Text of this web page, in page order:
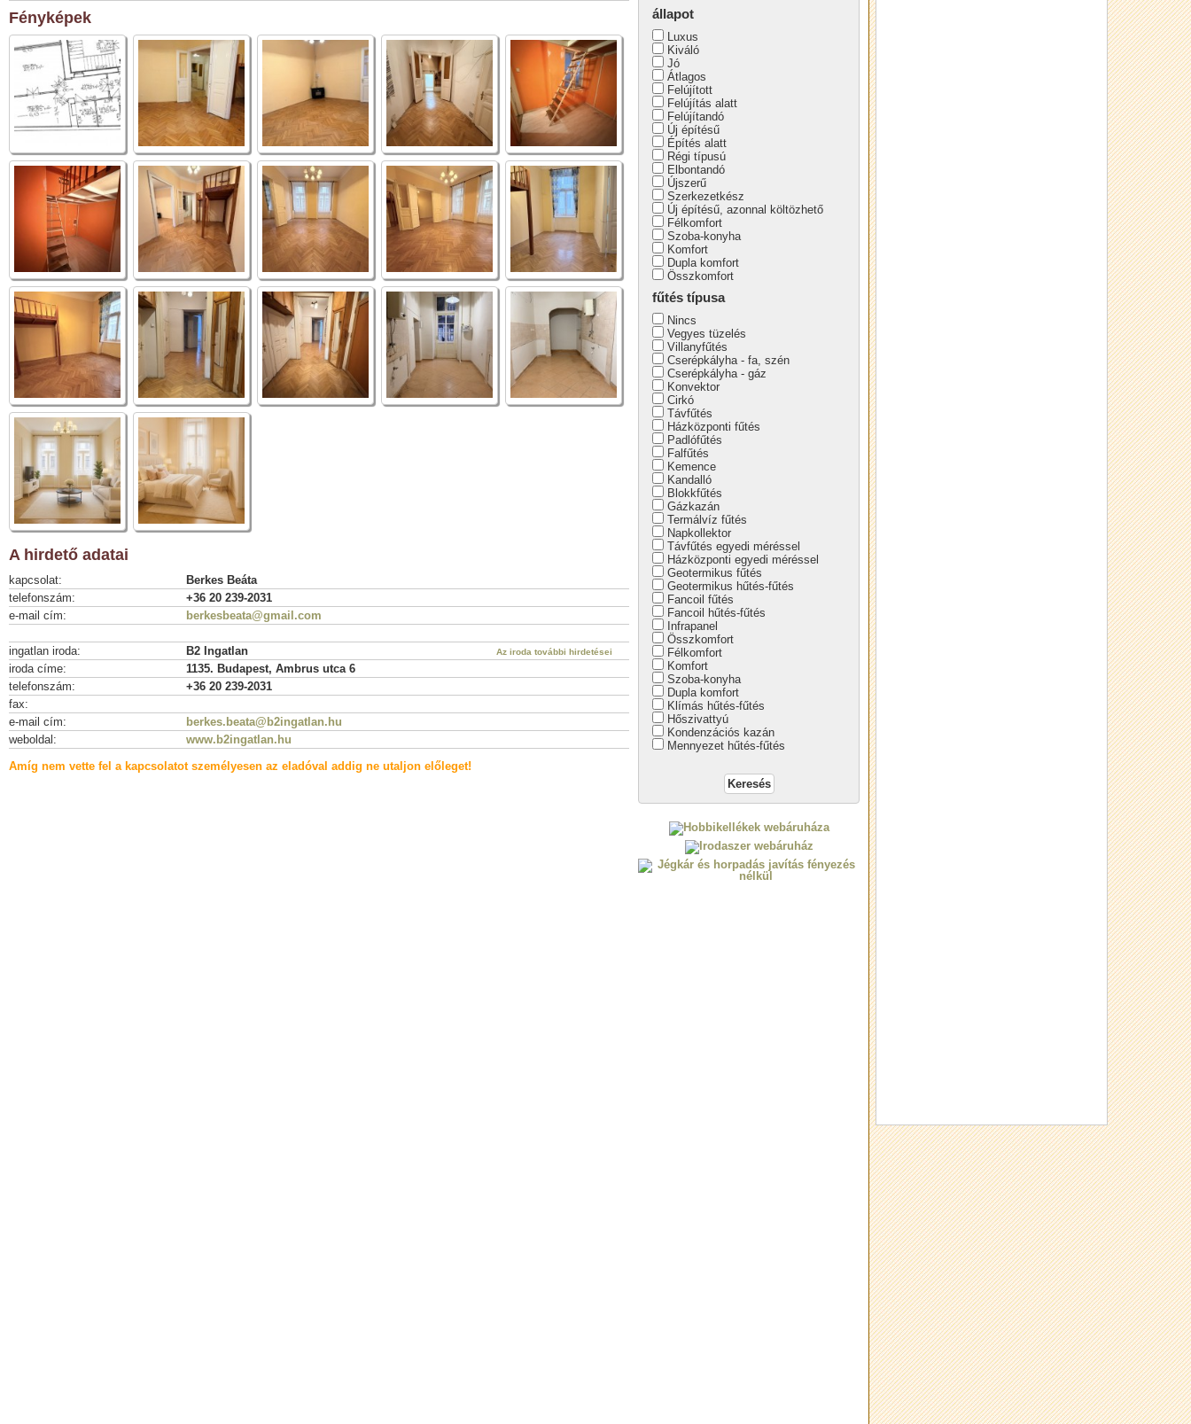
állapot
Luxus
Kiváló
Jó
Átlagos
Felújított
Felújítás alatt
Felújítandó
Új építésű
Építés alatt
Régi típusú
Elbontandó
Újszerű
Szerkezetkész
Új építésű, azonnal költözhető
Félkomfort
Szoba-konyha
Komfort
Dupla komfort
Összkomfort
fűtés típusa
Nincs
Vegyes tüzelés
Villanyfűtés
Cserépkályha - fa, szén
Cserépkályha - gáz
Konvektor
Cirkó
Távfűtés
Házközponti fűtés
Padlófűtés
Falfűtés
Kemence
Kandalló
Blokkfűtés
Gázkazán
Termálvíz fűtés
Napkollektor
Távfűtés egyedi méréssel
Házközponti egyedi méréssel
Geotermikus fűtés
Geotermikus hűtés-fűtés
Fancoil fűtés
Fancoil hűtés-fűtés
Infrapanel
Összkomfort
Félkomfort
Komfort
Szoba-konyha
Dupla komfort
Klímás hűtés-fűtés
Hőszivattyú
Kondenzációs kazán
Mennyezet hűtés-fűtés
Fényképek
A hirdető adatai
kapcsolat:
Berkes Beáta
telefonszám:
+36 20 239-2031
e-mail cím:
berkesbeata@gmail.com
ingatlan iroda: B2 Ingatlan Az iroda további hirdetései
iroda címe:
1135. Budapest, Ambrus utca 6
telefonszám:
+36 20 239-2031
fax:
e-mail cím:
berkes.beata@b2ingatlan.hu
weboldal:
www.b2ingatlan.hu
Amíg nem vette fel a kapcsolatot személyesen az eladóval addig ne utaljon előleget!